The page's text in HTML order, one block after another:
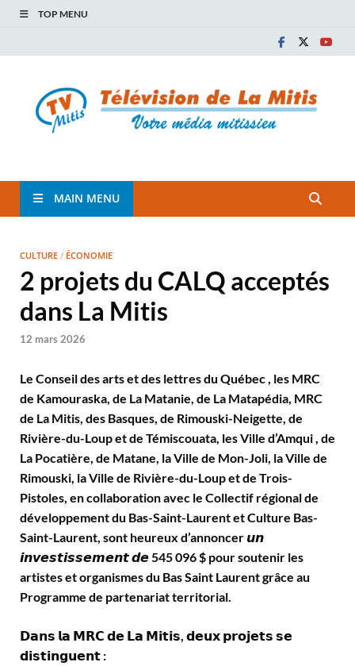
TOP MENU
TVM
MAIN MENU
CULTURE / ÉCONOMIE
2 projets du CALQ acceptés
dans La Mitis
12 mars 2026
Le Conseil des arts et des lettres du Québec , les MRC
de Kamouraska, de La Matanie, de La Matapédia, MRC
de La Mitis, des Basques, de Rimouski-Neigette, de
Rivière-du-Loup et de Témiscouata, les Ville d’Amqui , de
La Pocatière, de Matane, la Ville de Mon-Joli, la Ville de
Rimouski, la Ville de Rivière-du-Loup et de Trois-
Pistoles, en collaboration avec le Collectif régional de
développement du Bas-Saint-Laurent et Culture Bas-
Saint-Laurent, sont heureux d’annoncer 𝙪𝙣
𝙞𝙣𝙫𝙚𝙨𝙩𝙞𝙨𝙨𝙚𝙢𝙚𝙣𝙩 𝙙𝙚 545 096 $ pour soutenir les
artistes et organismes du Bas Saint Laurent grâce au
Programme de partenariat territorial.
𝗗𝗮𝗻𝘀 𝗹𝗮 𝗠𝗥𝗖 𝗱𝗲 𝗟𝗮 𝗠𝗶𝘁𝗶𝘀, 𝗱𝗲𝘂𝘅 𝗽𝗿𝗼𝗷𝗲𝘁𝘀 𝘀𝗲
𝗱𝗶𝘀𝘁𝗶𝗻𝗴𝘂𝗲𝗻𝘁 :